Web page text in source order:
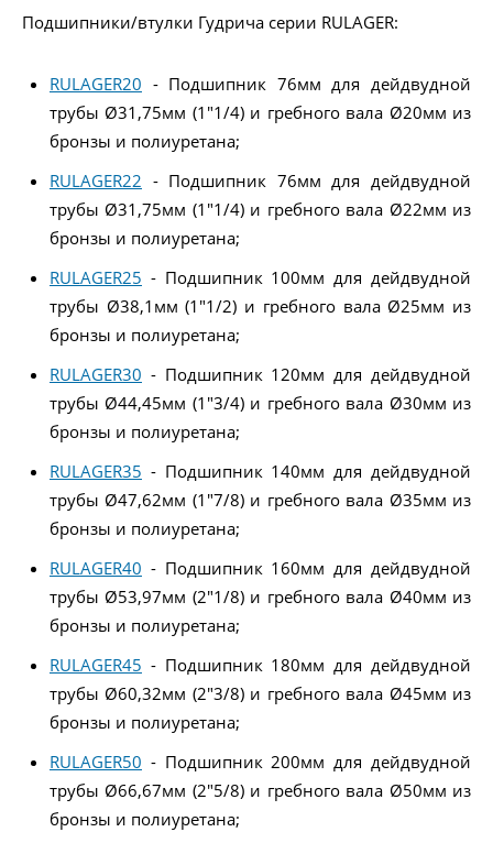
Подшипники/втулки Гудрича серии RULAGER:
RULAGER20 - Подшипник 76мм для дейдвудной
трубы Ø31,75мм (1"1/4) и гребного вала Ø20мм из
бронзы и полиуретана;
RULAGER22 - Подшипник 76мм для дейдвудной
трубы Ø31,75мм (1"1/4) и гребного вала Ø22мм из
бронзы и полиуретана;
RULAGER25 - Подшипник 100мм для дейдвудной
трубы Ø38,1мм (1"1/2) и гребного вала Ø25мм из
бронзы и полиуретана;
RULAGER30 - Подшипник 120мм для дейдвудной
трубы Ø44,45мм (1"3/4) и гребного вала Ø30мм из
бронзы и полиуретана;
RULAGER35 - Подшипник 140мм для дейдвудной
трубы Ø47,62мм (1"7/8) и гребного вала Ø35мм из
бронзы и полиуретана;
RULAGER40 - Подшипник 160мм для дейдвудной
трубы Ø53,97мм (2"1/8) и гребного вала Ø40мм из
бронзы и полиуретана;
RULAGER45 - Подшипник 180мм для дейдвудной
трубы Ø60,32мм (2"3/8) и гребного вала Ø45мм из
бронзы и полиуретана;
RULAGER50 - Подшипник 200мм для дейдвудной
трубы Ø66,67мм (2"5/8) и гребного вала Ø50мм из
бронзы и полиуретана;